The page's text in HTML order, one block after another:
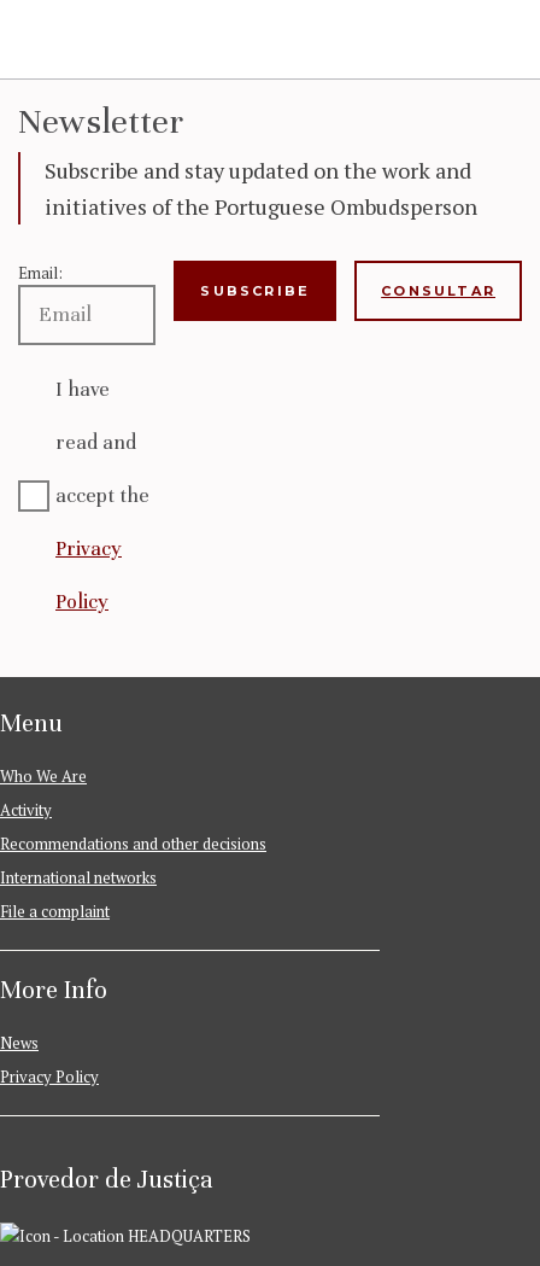
Newsletter
Subscribe and stay updated on the work and
initiatives of the Portuguese Ombudsperson
Email:
I have
read and
accept the
Privacy
Policy
CONSULTAR
Menu
Who We Are
Activity
Recommendations and other decisions
International networks
File a complaint
More Info
News
Privacy Policy
Provedor de Justiça
HEADQUARTERS